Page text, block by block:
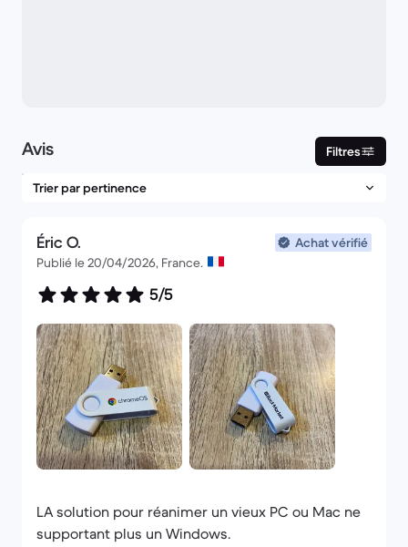
Avis Filtres
Éric O.
Achat vérifié
Publié le 20/04/2026, France.
5/5
LA solution pour réanimer un vieux PC ou Mac ne
supportant plus un Windows.